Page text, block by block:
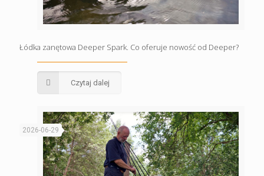
Łódka zanętowa Deeper Spark. Co oferuje nowość od Deeper?
Czytaj dalej
2026-06-29